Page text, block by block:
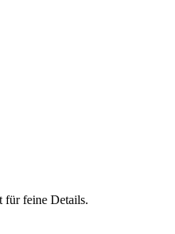
für feine Details.